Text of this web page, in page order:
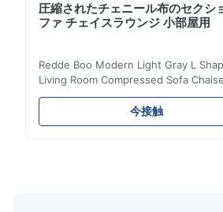
圧縮されたチェニール布のセクシ
ファ チェイスラウンジ 小部屋用
Redde Boo Modern Light Gray L
Living Room Compressed Sofa Chaise
Lounge Product Overview High
soft sectional sofa designed for small
spaces, featuring a contemporary
今接触